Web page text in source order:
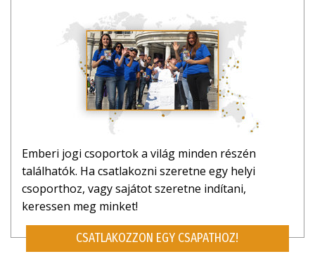
Emberi jogi csoportok a világ minden részén
találhatók. Ha csatlakozni szeretne egy helyi
csoporthoz, vagy sajátot szeretne indítani,
keressen meg minket!
CSATLAKOZZON EGY CSAPATHOZ!